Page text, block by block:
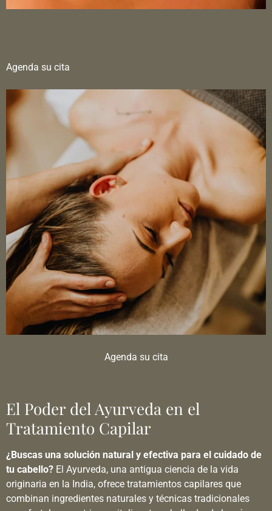
Agenda su cita
Agenda su cita
El Poder del Ayurveda en el
Tratamiento Capilar
¿Buscas una solución natural y efectiva para el cuidado de
tu cabello? El Ayurveda, una antigua ciencia de la vida
originaria en la India, ofrece tratamientos capilares que
combinan ingredientes naturales y técnicas tradicionales